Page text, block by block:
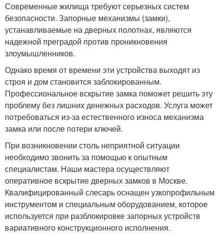
Современные жилища требуют серьезных систем
безопасности. Запорные механизмы (замки),
устанавливаемые на дверных полотнах, являются
надежной преградой против проникновения
злоумышленников.
Однако время от времени эти устройства выходят из
строя и дом становится заблокированным.
Профессиональное вскрытие замка поможет решить эту
проблему без лишних денежных расходов. Услуга может
потребоваться из-за естественного износа механизма
замка или после потери ключей.
При возникновении столь неприятной ситуации
необходимо звонить за помощью к опытным
специалистам. Наши мастера осуществляют
оперативное вскрытие дверных замков в Москве.
Квалифицированный слесарь оснащен узкопрофильным
инструментом и специальным оборудованием, которое
используется при разблокировке запорных устройств
вариативного конструкционного исполнения.